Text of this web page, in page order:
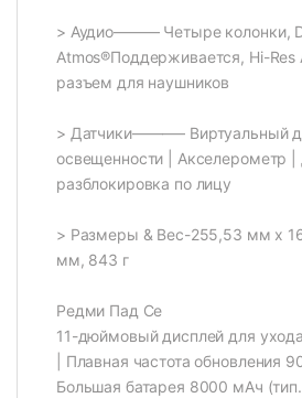
> Аудио——— Четыре колонки,
Atmos®Поддерживается, Hi-
разъем для наушников
> Датчики———– Виртуальный
освещенности | Акселерометр |
разблокировка по лицу
> Размеры & Вес-255,53 мм x
мм, 843 г
Редми Пад Се
11-дюймовый дисплей для
| Плавная частота обновления
Большая батарея 8000 мАч